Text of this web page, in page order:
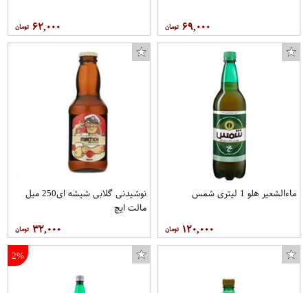
۶۹,۰۰۰ ۶۲,۰۰۰
ماءالشعیر هلو 1 لیتری شمس
۱۲۰,۰۰۰
نوشیدنی گلابی شیشه ای250 میل
مالت ایچ
۳۲,۰۰۰
2%